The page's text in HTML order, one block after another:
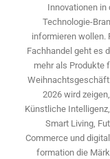
Innovationen in
Technologie-­
informieren wollen.
Fachhandel geht es
mehr als Produkte
2026 wird
Künstliche Intelligenz,
Smart Living,
Commerce und
formation die